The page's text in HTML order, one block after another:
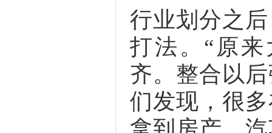
行业划分之
打法。“原
齐。整合以
们发现，很